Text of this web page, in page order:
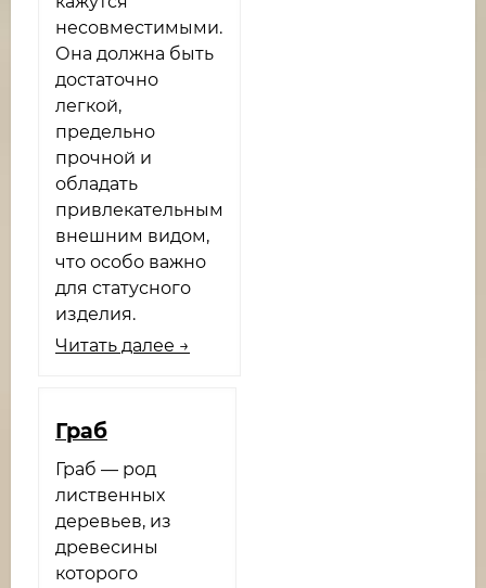
несовместимыми.
Она должна быть
достаточно
легкой,
предельно
прочной и
обладать
привлекательным
внешним видом,
что особо важно
для статусного
изделия.
Читать далее →
Граб
Граб — род
лиственных
деревьев, из
древесины
которого